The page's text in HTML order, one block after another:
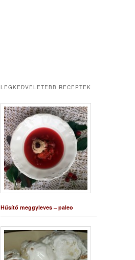
LEGKEDVELETEBB RECEPTEK
Hűsítő meggyleves – paleo